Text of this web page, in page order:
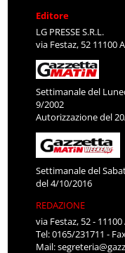
Editore
LG PRESSE S.R.L.
via Festaz, 52 11100
Settimanale del
9/2002
Autorizzazione del
Settimanale del
del 4/10/2016
REDAZIONE
via Festaz, 52 -
Tel: 0165/231711 -
Mail: